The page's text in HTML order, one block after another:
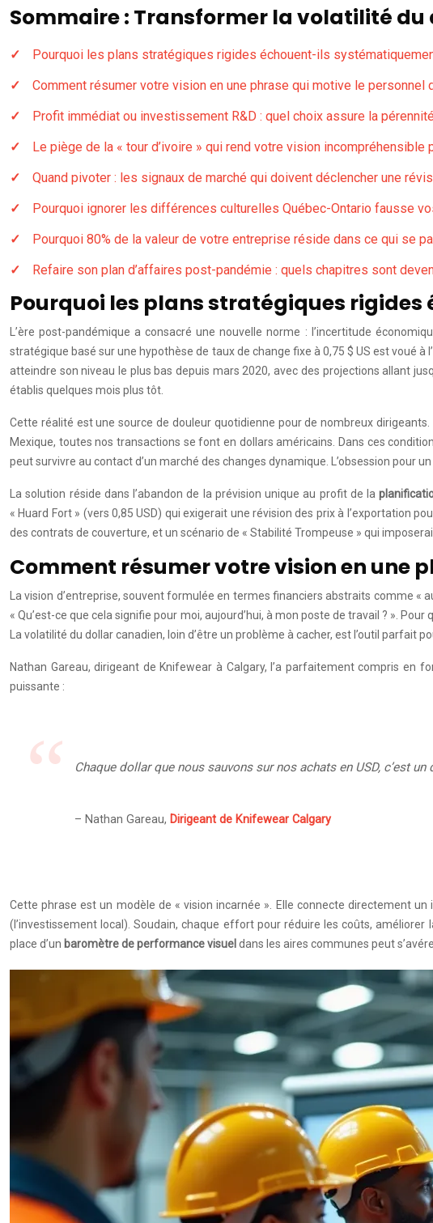
Sommaire : Transformer la volatilité
Pourquoi les plans stratégiques rigides échouent-ils
Comment résumer votre vision en une phrase qui motive le personnel
Profit immédiat ou investissement R&D : quel choix assure la
Le piège de la « tour d’ivoire » qui rend votre vision incompréhensible
Quand pivoter : les signaux de marché qui doivent déclencher une
Pourquoi ignorer les différences culturelles Québec-Ontario fausse
Pourquoi 80% de la valeur de votre entreprise réside dans ce qui se
Refaire son plan d’affaires post-pandémie : quels chapitres sont
Pourquoi les plans stratégiques
L’ère post-pandémique a consacré une nouvelle norme : l’incertitude
stratégique basé sur une hypothèse de taux de change fixe à 0,75 $ US est voué
atteindre son niveau le plus bas depuis mars 2020, avec des projections allant
établis quelques mois plus tôt.
Cette réalité est une source de douleur quotidienne pour de nombreux
Mexique, toutes nos transactions se font en dollars américains. Dans ces
peut survivre au contact d’un marché des changes dynamique. L’obsession pour
La solution réside dans l’abandon de la prévision unique au profit de la
« Huard Fort » (vers 0,85 USD) qui exigerait une révision des prix à l’exportation
des contrats de couverture, et un scénario de « Stabilité Trompeuse » qui
Comment résumer votre vision en une
La vision d’entreprise, souvent formulée en termes financiers abstraits comme
« Qu’est-ce que cela signifie pour moi, aujourd’hui, à mon poste de travail ? ».
La volatilité du dollar canadien, loin d’être un problème à cacher, est l’outil parfait
Nathan Gareau, dirigeant de Knifewear à Calgary, l’a parfaitement compris
puissante :
Chaque dollar que nous sauvons sur nos achats en USD, c’est
– Nathan Gareau, Dirigeant de Knifewear Calgary
Cette phrase est un modèle de « vision incarnée ». Elle connecte directement
(l’investissement local). Soudain, chaque effort pour réduire les coûts,
place d’un baromètre de performance visuel dans les aires communes peut